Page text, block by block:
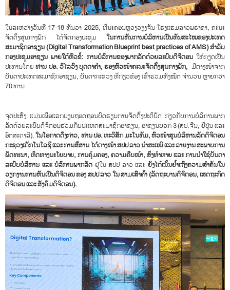
ໃນລະຫວ່າງວັນທີ 17-18 ທັນວາ 2025, ທີ່ນະຄອນຫຼວງວຽງຈັນ ໂຮງແຮມລາວພຣາຊາ, ຄະນະ
ຈັດຕັ້ງສູນກາງພັກ ໄດ້ຈັດກອງປະຊຸມ ໃນການຫັນການບໍລິຫານເປັນທັນສະໄໝຂອງປະເທດ
ສະມາຊິກອາຊຽນ(Digital Transformation Blueprint best practices of AMS)ສໍາລັບ
ກອງປະຊຸມອາຊຽນ ພາຍໃຕ້ຫົວຂໍ້: ການບໍລິການຂອງພາກລັດດ້ວຍລະບົບດິຈິຕອນ ໃຫ້ກຽດເປັນ
ປະທານໂດຍທ່ານ ປອ. ວິໄລວົງ ບຸດດາຄໍາ, ຮອງຫົວໜ້າຄະນະຈັດຕັ້ງສູນກາງພັກ, ມີຕາງໜ້າຈາກ
ບັນດາປະເທດສະມາຊິກອາຊຽນ, ບັນດາກະຊວງ ທີ່ກ່ຽວຂ້ອງ ເຂົ້າຮ່ວມທັງໝົດ ຈຳນວນ ຫຼາຍກວ່າ
70 ທ່ານ.
ຈຸດປະສົງ ແມ່ນເພື່ອແລກປ່ຽນຖອດຖອນບົດຮຽນການຈັດຕັ້ງປະຕິບັດ ກ່ຽວກັບການບໍລິການພາກ
ລັດດ້ວຍລະບົບດິຈິຕອນຮ່ວມກັບປະເທດສະມາຊິກອາຊຽນ, ອາຊຽນບວກ 3 (ສປ.ຈີນ, ຍີ່ປຸ່ນ ແລະ
ອົດສະຕາລີ).ໃນໂອກາດດັ່ງກ່າວ, ທ່ານ ປອ. ທະວີສັກ ມະໂນທັມ, ຫົວໜ້າສູນບໍລິຫານລັດດິຈິຕອນ
ກະຊວງເຕັກໂນໂລຊີ ແລະ ການສື່ສານ ໄດ້ຕາງໜ້າ ສປປ ລາວ ນໍາສະເໜີ ແລະ ລາຍງານ ສະພາບການ
ພັດທະນາ, ທິດທາງນະໂຍບາຍ, ການຄຸ້ມຄອງ, ຄວາມຄືບໜ້າ, ສິ່ງທ້າທາຍ ແລະ ການນໍາໃຊ້ບັນດາ
ລະບົບບໍລິຫານ ແລະ ບໍລິການພາກລັດ ຢູ່ໃນ ສປປ ລາວ ແລະ ຍັງໄດ້ເນັ້ນຍໍ້າເຖິງຄວາມສໍາຄັນໃນ
ວຽກງານການຫັນເປັນດິຈິຕອນ ຂອງ ສປປລາວ ໃນ ສາມເສົາຄໍ້າ (ລັດຖະບານດິຈິຕອນ, ເສດຖະກິດ
ດິຈິຕອນ ແລະ ສັງຄົມດິຈິຕອນ).